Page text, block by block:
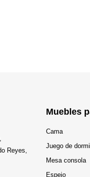
Reyes,
Muebles
Cama
Juego de
Mesa consola
Espejo